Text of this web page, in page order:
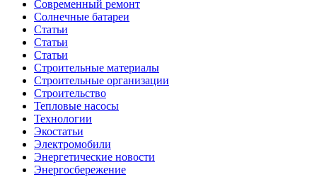
Современный ремонт
Солнечные батареи
Статьи
Статьи
Статьи
Строительные материалы
Строительные организации
Строительство
Тепловые насосы
Технологии
Экостатьи
Электромобили
Энергетические новости
Энергосбережение